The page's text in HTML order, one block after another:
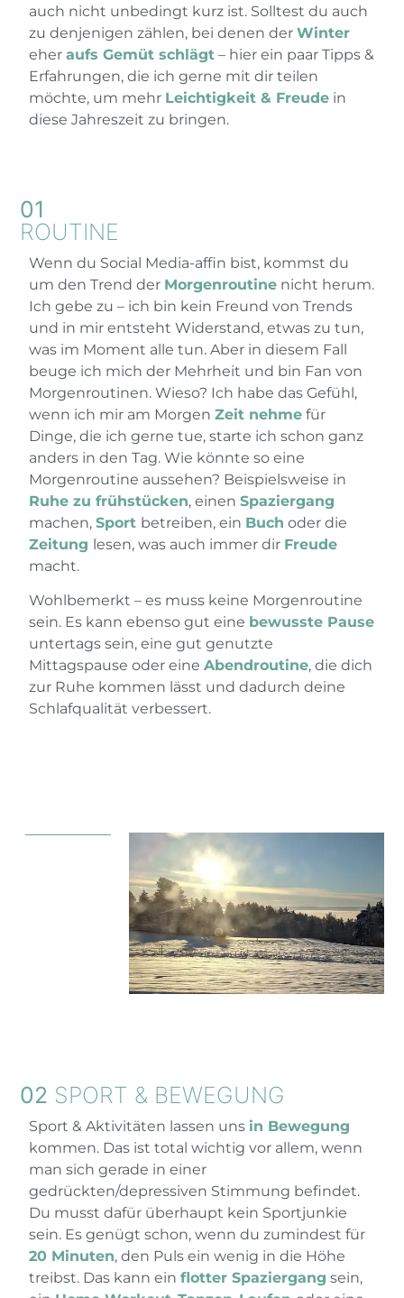
auch nicht unbedingt kurz ist. Solltest du auch
zu denjenigen zählen, bei denen derWinter
eheraufs Gemüt schlägt – hier ein paar Tipps &
Erfahrungen, die ich gerne mit dir teilen
möchte, um mehr Leichtigkeit & Freude in
diese Jahreszeit zu bringen.
01
ROUTINE
Wenn du Social Media-affin bist, kommst du
um den Trend der Morgenroutine nicht herum.
Ich gebe zu – ich bin kein Freund von Trends
und in mir entsteht Widerstand, etwas zu tun,
was im Moment alle tun. Aber in diesem Fall
beuge ich mich der Mehrheit und bin Fan von
Morgenroutinen. Wieso? Ich habe das Gefühl,
wenn ich mir am MorgenZeit nehme für
Dinge, die ich gerne tue, starte ich schon ganz
anders in den Tag. Wie könnte so eine
Morgenroutine aussehen? Beispielsweise in
Ruhe zu frühstücken, einenSpaziergang
machen,Sport betreiben, ein Buch oder die
Zeitung lesen, was auch immer dir Freude
macht.
Wohlbemerkt – es muss keine Morgenroutine
sein. Es kann ebenso gut eine bewusste Pause
untertags sein, eine gut genutzte
Mittagspause oder eineAbendroutine, die dich
zur Ruhe kommen lässt und dadurch deine
Schlafqualität verbessert.
02 SPORT & BEWEGUNG
Sport & Aktivitäten lassen uns in Bewegung
kommen. Das ist total wichtig vor allem, wenn
man sich gerade in einer
gedrückten/depressiven Stimmung befindet.
Du musst dafür überhaupt kein Sportjunkie
sein. Es genügt schon, wenn du zumindest für
20 Minuten, den Puls ein wenig in die Höhe
treibst. Das kann einflotter Spaziergang sein,